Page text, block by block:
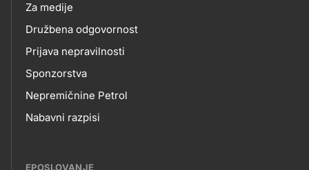
Za medije
Družbena odgovornost
Prijava nepravilnosti
Sponzorstva
Nepremičnine Petrol
Nabavni razpisi
EPOSLOVANJE